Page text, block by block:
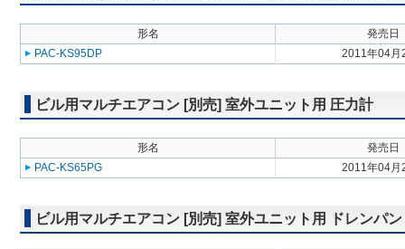
形名
発売日
PAC-KS95DP
2011年04月
ビル用マルチエアコン [別売] 室外ユニット用 圧力計
形名
発売日
PAC-KS65PG
2011年04月
ビル用マルチエアコン [別売] 室外ユニット用 ドレンパン